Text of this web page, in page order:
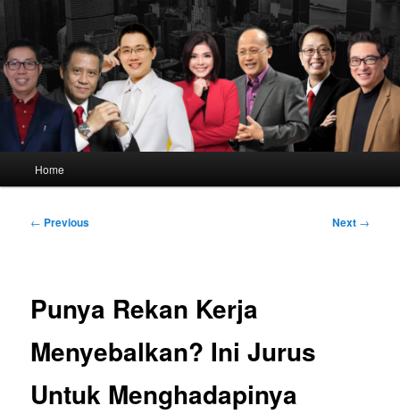
Home
Post
← Previous Next →
Punya Rekan Kerja
Menyebalkan? Ini Jurus
Untuk Menghadapinya